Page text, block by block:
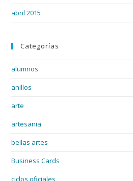
abril 2015
Categorías
alumnos
anillos
arte
artesania
bellas artes
Business Cards
ciclos oficiales